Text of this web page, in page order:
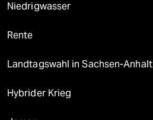
Niedrigwasser
Rente
Landtagswahl in Sachsen-Anhalt
Hybrider Krieg